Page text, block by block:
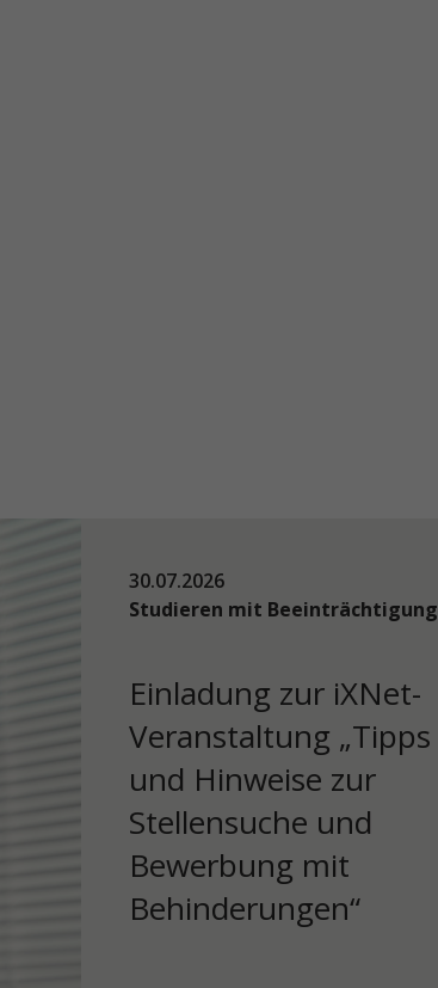
30.07.2026
Studieren mit Beeinträchtigung
Einladung zur iXNet-
Veranstaltung „Tipps
und Hinweise zur
Stellensuche und
Bewerbung mit
Behinderungen“